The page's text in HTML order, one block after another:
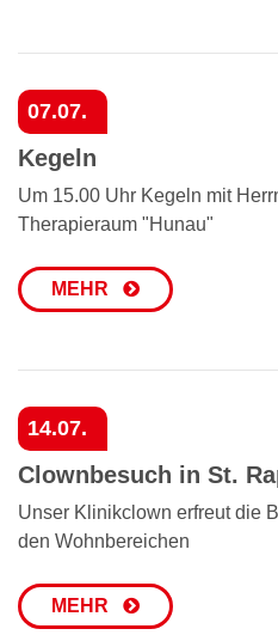
07.07.
Kegeln
Um 15.00 Uhr Kegeln mit
Therapieraum "Hunau"
MEHR
14.07.
Clownbesuch in St.
Unser Klinikclown erfreut die
den Wohnbereichen
MEHR